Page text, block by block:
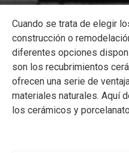
Cuando se trata de elegir
construcción o
diferentes opciones
son los recubrimientos
ofrecen una serie de
materiales naturales. Aquí
los cerámicos y